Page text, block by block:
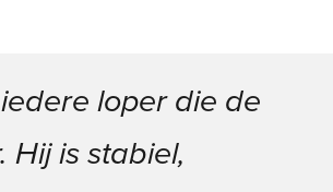
loper die de
Hij is stabiel,